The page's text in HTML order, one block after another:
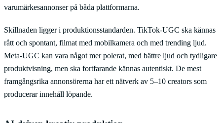
varumärkesannonser på båda plattformarna.
Skillnaden ligger i produktionsstandarden. TikTok-UGC ska kännas
rått och spontant, filmat med mobilkamera och med trending ljud.
Meta-UGC kan vara något mer polerat, med bättre ljud och tydligare
produktvisning, men ska fortfarande kännas autentiskt. De mest
framgångsrika annonsörerna har ett nätverk av 5–10 creators som
producerar innehåll löpande.